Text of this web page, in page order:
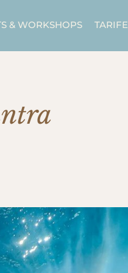
& WORKSHOPS TARIFE